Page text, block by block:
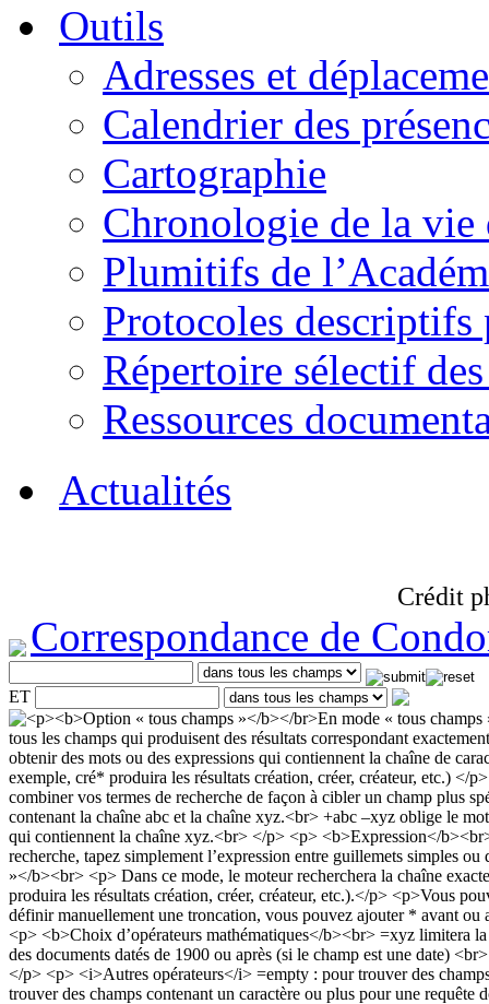
Outils
Adresses et
Calendrier des
Cartographie
Chronologie de la vie
Plumitifs de
Protocoles descriptifs
Répertoire sélectif
Ressources
Actualités
Crédit
Correspondance de
ET